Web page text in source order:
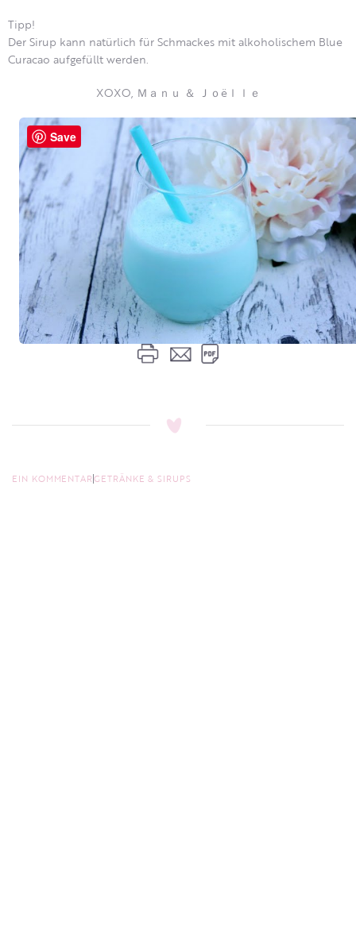
Tipp!
Der Sirup kann natürlich für Schmackes mit alkoholischem Blue
Curacao aufgefüllt werden.
XOXO, Ｍａｎｕ ＆ Ｊｏëｌｌｅ
EIN KOMMENTARGETRÄNKE & SIRUPS
Save